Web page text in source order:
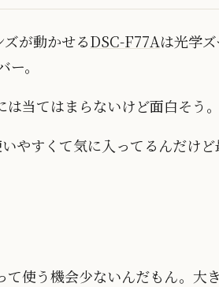
が動かせるDSC-F77Aは光学
ー。
は当てはまらないけど面白そう。
やすくて気に入ってるんだけ
使う機会少ないんだもん。大